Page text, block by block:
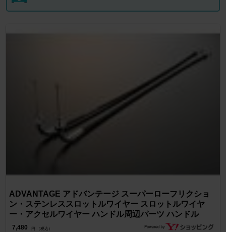
ADVANTAGE アドバンテージ スーパーローフリクショ
ン・ステンレススロットルワイヤー スロットルワイヤ
ー・アクセルワイヤー ハンドル周辺パーツ ハンドル
7,480 円 （税込）